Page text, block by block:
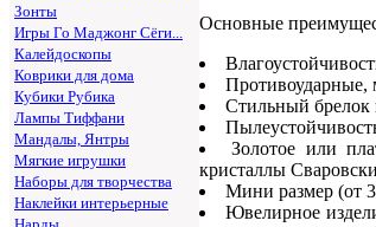
Зонты
Игры Го Маджонг Сёги...
Калейдоскопы
Коврики для дома
Кубики Рубика
Лампы Тиффани
Мандалы, Янтры
Мягкие игрушки
Наборы для творчества
Наклейки интерьерные
Основные
Противоударные,
Стильный брелок
Золотое или
кристаллы
Мини размер (от 3
Ювелирное